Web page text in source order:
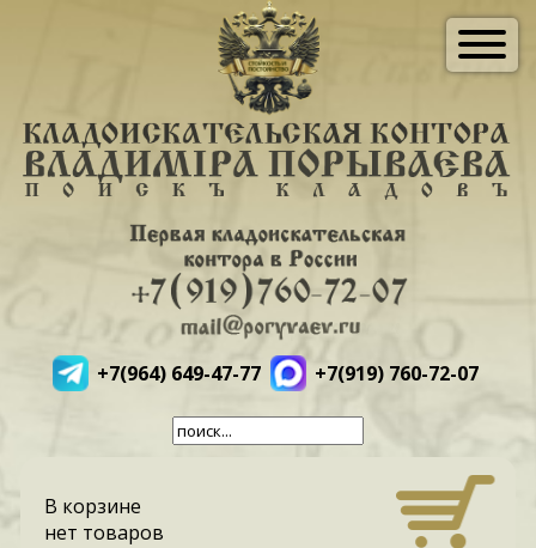
+7(964) 649-47-77 +7(919) 760-72-07
В корзине
нет товаров